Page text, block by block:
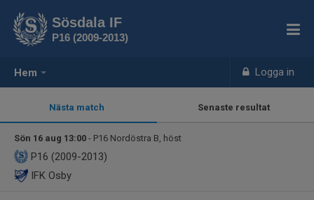
Hem Logga in
Sösdala IF
P16 (2009-2013)
Nästa match Senaste resultat
Sön 16 aug 13:00 - P16 Nordöstra B, höst
P16 (2009-2013)
IFK Osby